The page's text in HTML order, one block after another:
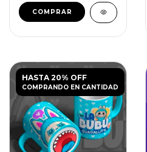
HASTA 20% OFF
COMPRANDO EN CANTIDAD